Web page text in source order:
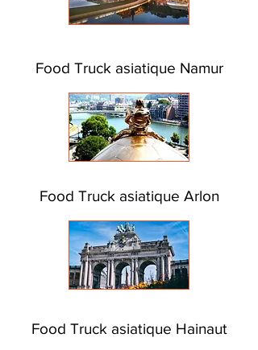
Food Truck asiatique Namur
Food Truck asiatique Arlon
Food Truck asiatique Hainaut